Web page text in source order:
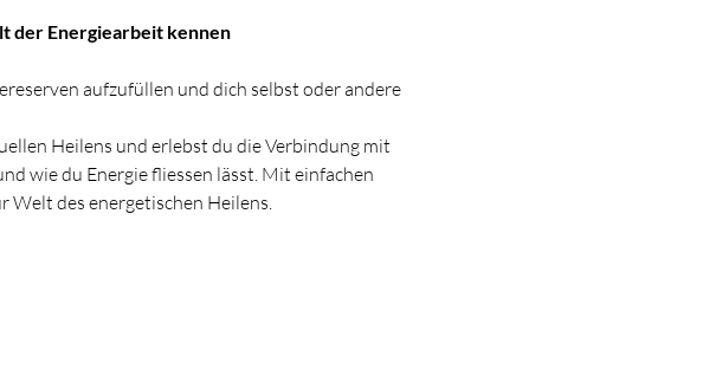
der Energiearbeit kennen
aufzufüllen und dich selbst oder andere
Heilens und erlebst du die Verbindung mit
wie du Energie fliessen lässt. Mit einfachen
Welt des energetischen Heilens.